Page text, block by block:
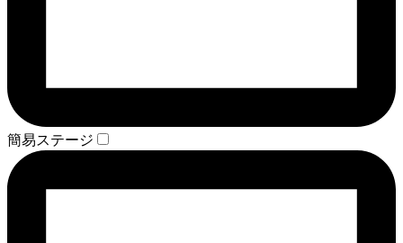
簡易ステージ